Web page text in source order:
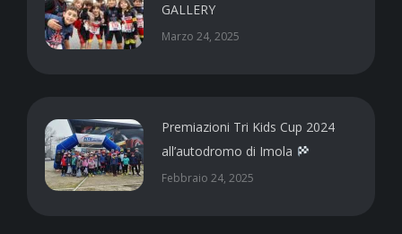
GALLERY
Marzo 24, 2025
Premiazioni Tri Kids Cup 2024
all’autodromo di Imola
Febbraio 24, 2025